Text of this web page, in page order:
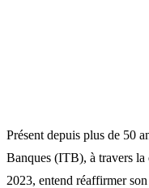
Présent depuis plus de 50
Banques (ITB), à travers la
2023, entend réaffirmer